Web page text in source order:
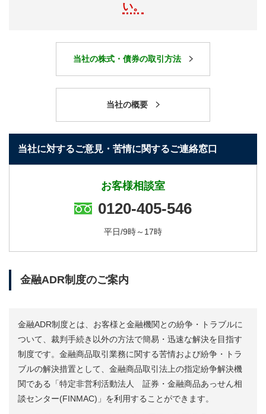
い。
当社の株式・債券の取引方法
当社の概要
当社に対するご意見・苦情に関するご連絡窓口
お客様相談室
0120-405-546
平日/9時～17時
金融ADR制度のご案内
金融ADR制度とは、お客様と金融機関との紛争・トラブルに
ついて、裁判手続き以外の方法で簡易・迅速な解決を目指す
制度です。金融商品取引業務に関する苦情および紛争・トラ
ブルの解決措置として、金融商品取引法上の指定紛争解決機
関である「特定非営利活動法人 証券・金融商品あっせん相
談センター(FINMAC)」を利用することができます。